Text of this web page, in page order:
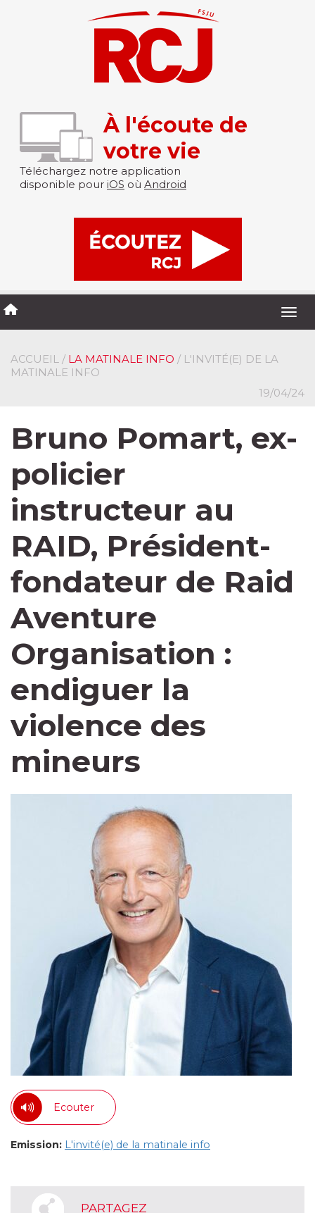
À l'écoute de
votre vie
Téléchargez notre application
disponible pour iOS où Android
ACCUEIL / LA MATINALE INFO / L'INVITÉ(E) DE LA
MATINALE INFO
19/04/24
Bruno Pomart, ex-
policier
instructeur au
RAID, Président-
fondateur de Raid
Aventure
Organisation :
endiguer la
violence des
mineurs
Ecouter
Emission: L'invité(e) de la matinale info
PARTAGEZ